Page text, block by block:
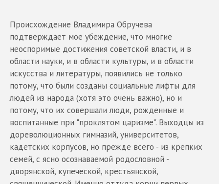
Происхождение Владимира Обручева
подтверждает мое убеждение, что многие
неоспоримые достижения советской власти, и в
области науки, и в области культуры, и в области
искусства и литературы, появились не только
потому, что были созданы социальные лифты для
людей из народа (хотя это очень важно), но и
потому, что их совершали люди, рожденные и
воспитанные при "проклятом царизме". Выходцы из
дореволюционных гимназий, университетов,
кадетских корпусов, но прежде всего - из крепких
семей, с ясно осознаваемой родословной -
дворянской, купеческой, крестьянской,